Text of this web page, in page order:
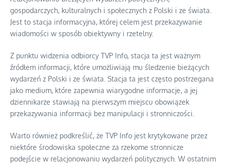
gospodarczych, kulturalnych i społecznych z Polski i ze świata.
Jest to stacja informacyjna, której celem jest przekazywanie
wiadomości w sposób obiektywny i rzetelny.
Z punktu widzenia odbiorcy TVP Info, stacja ta jest ważnym
źródłem informacji, które umożliwiają mu śledzenie bieżących
wydarzeń z Polski i ze świata. Stacja ta jest często postrzegana
jako medium, które zapewnia wiarygodne informacje, a jej
dziennikarze stawiają na pierwszym miejscu obowiązek
przekazywania informacji bez manipulacji i stronniczości.
Warto również podkreślić, że TVP Info jest krytykowane przez
niektóre środowiska społeczne za rzekome stronnicze
podejście w relacjonowaniu wydarzeń politycznych. W ostatnim